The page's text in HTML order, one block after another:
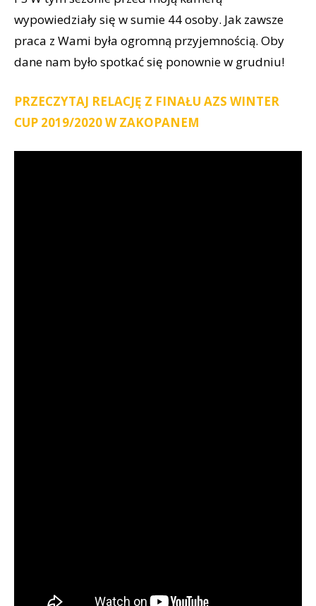
wypowiedziały się w sumie 44 osoby. Jak zawsze
praca z Wami była ogromną przyjemnością. Oby
dane nam było spotkać się ponownie w grudniu!
PRZECZYTAJ RELACJĘ Z FINAŁU AZS WINTER
CUP 2019/2020 W ZAKOPANEM